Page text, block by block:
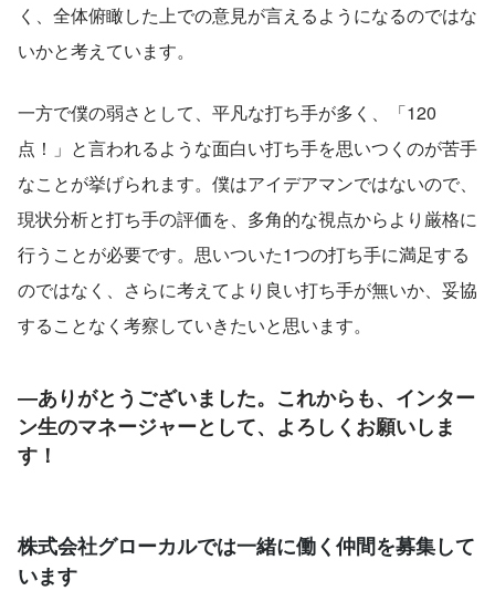
く、全体俯瞰した上での意見が言えるようになるのではな
いかと考えています。
一方で僕の弱さとして、平凡な打ち手が多く、「120
点！」と言われるような面白い打ち手を思いつくのが苦手
なことが挙げられます。僕はアイデアマンではないので、
現状分析と打ち手の評価を、多角的な視点からより厳格に
行うことが必要です。思いついた1つの打ち手に満足する
のではなく、さらに考えてより良い打ち手が無いか、妥協
することなく考察していきたいと思います。
―ありがとうございました。これからも、インター
ン生のマネージャーとして、よろしくお願いしま
す！
株式会社グローカルでは一緒に働く仲間を募集して
います